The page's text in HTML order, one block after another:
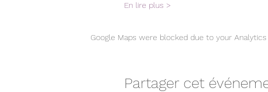
En lire plus >
Google Maps were blocked due to your
Partager cet